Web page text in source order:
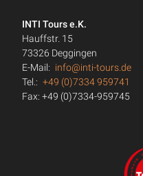
INTI Tours e.K.
Hauffstr. 15
73326 Deggingen
E-Mail: info@inti-tours.de
Tel.: +49 (0)7334 959741
Fax: +49 (0)7334-959745